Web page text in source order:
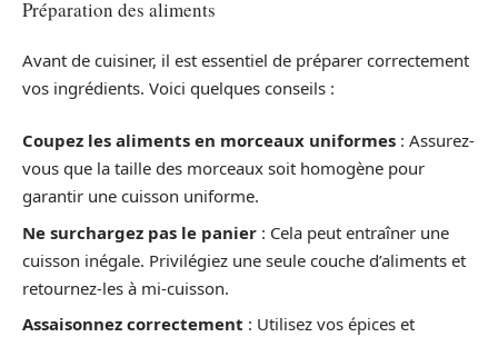
Préparation des aliments
Avant de cuisiner, il est essentiel de préparer correctement
vos ingrédients. Voici quelques conseils :
Coupez les aliments en morceaux uniformes : Assurez-
vous que la taille des morceaux soit homogène pour
garantir une cuisson uniforme.
Ne surchargez pas le panier : Cela peut entraîner une
cuisson inégale. Privilégiez une seule couche d’aliments et
retournez-les à mi-cuisson.
Assaisonnez correctement : Utilisez vos épices et